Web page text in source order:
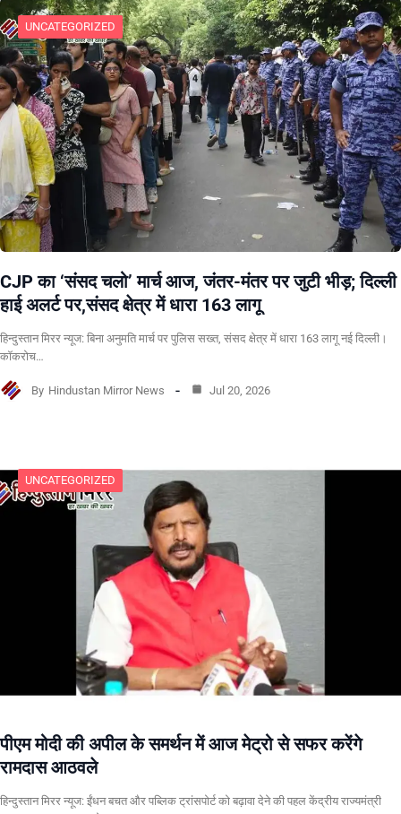
UNCATEGORIZED
CJP का ‘संसद चलो’ मार्च आज, जंतर-मंतर पर जुटी भीड़; दिल्ली
हाई अलर्ट पर,संसद क्षेत्र में धारा 163 लागू
हिन्दुस्तान मिरर न्यूज: बिना अनुमति मार्च पर पुलिस सख्त, संसद क्षेत्र में धारा 163 लागू नई दिल्ली।
कॉकरोच…
By Hindustan Mirror News Jul 20, 2026
UNCATEGORIZED
पीएम मोदी की अपील के समर्थन में आज मेट्रो से सफर करेंगे
रामदास आठवले
हिन्दुस्तान मिरर न्यूज: ईंधन बचत और पब्लिक ट्रांसपोर्ट को बढ़ावा देने की पहल केंद्रीय राज्यमंत्री